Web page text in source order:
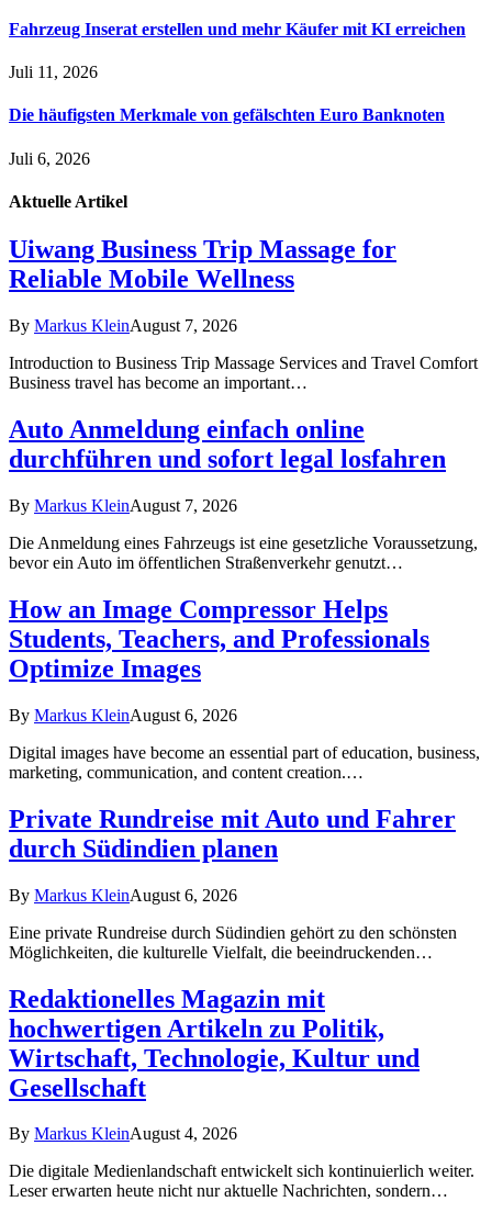
Fahrzeug Inserat erstellen und mehr Käufer mit KI erreichen
Juli 11, 2026
Die häufigsten Merkmale von gefälschten Euro Banknoten
Juli 6, 2026
Aktuelle Artikel
Uiwang Business Trip Massage for
Reliable Mobile Wellness
By Markus KleinAugust 7, 2026
Introduction to Business Trip Massage Services and Travel Comfort
Business travel has become an important…
Auto Anmeldung einfach online
durchführen und sofort legal losfahren
By Markus KleinAugust 7, 2026
Die Anmeldung eines Fahrzeugs ist eine gesetzliche Voraussetzung,
bevor ein Auto im öffentlichen Straßenverkehr genutzt…
How an Image Compressor Helps
Students, Teachers, and Professionals
Optimize Images
By Markus KleinAugust 6, 2026
Digital images have become an essential part of education, business,
marketing, communication, and content creation.…
Private Rundreise mit Auto und Fahrer
durch Südindien planen
By Markus KleinAugust 6, 2026
Eine private Rundreise durch Südindien gehört zu den schönsten
Möglichkeiten, die kulturelle Vielfalt, die beeindruckenden…
Redaktionelles Magazin mit
hochwertigen Artikeln zu Politik,
Wirtschaft, Technologie, Kultur und
Gesellschaft
By Markus KleinAugust 4, 2026
Die digitale Medienlandschaft entwickelt sich kontinuierlich weiter.
Leser erwarten heute nicht nur aktuelle Nachrichten, sondern…